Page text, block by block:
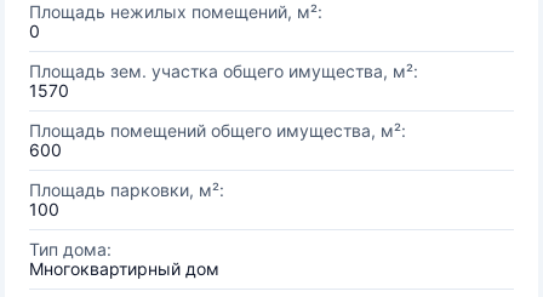
Площадь нежилых помещений, м²:
0
Площадь зем. участка общего имущества, м²:
1570
Площадь помещений общего имущества, м²:
600
Площадь парковки, м²:
100
Тип дома:
Многоквартирный дом